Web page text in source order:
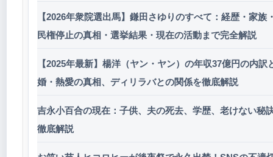
【2026年衆院選出馬】鎌田さゆりのすべて：経歴・家族
民権停止の真相・選挙結果・現在の活動まで完全解説
【2025年最新】楊洋（ヤン・ヤン）の年収37億円の内訳
婚・熱愛の真相、ディリラバとの関係を徹底解説
吉永小百合の現在：子供、夫の死去、学歴、老けない秘
徹底解説